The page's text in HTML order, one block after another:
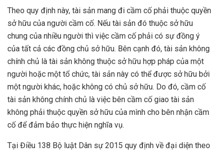
Theo quy định này, tài sản mang đi cầm cố phải thuộc quyền
sở hữu của người cầm cố. Nếu tài sản đó thuộc sở hữu
chung của nhiều người thì việc cầm cố phải có sự đồng ý
của tất cả các đồng chủ sở hữu. Bên cạnh đó, tài sản không
chính chủ là tài sản không thuộc sở hữu hợp pháp của một
người hoặc một tổ chức, tài sản này có thể được sở hữu bởi
một người khác, hoặc không có chủ sở hữu. Do đó, cầm cố
tài sản không chính chủ là việc bên cầm cố giao tài sản
không phải thuộc quyền sở hữu của mình cho bên nhận cầm
cố để đảm bảo thực hiện nghĩa vụ.
Tại Điều 138 Bộ luật Dân sự 2015 quy định về đại diện theo